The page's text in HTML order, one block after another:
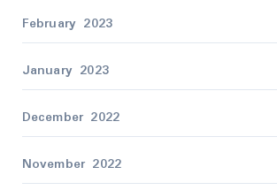
February 2023
January 2023
December 2022
November 2022